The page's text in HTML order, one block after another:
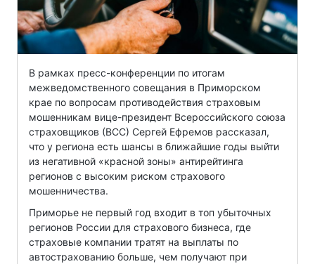
В рамках пресс-конференции по итогам
межведомственного совещания в Приморском
крае по вопросам противодействия страховым
мошенникам вице-президент Всероссийского союза
страховщиков (ВСС) Сергей Ефремов рассказал,
что у региона есть шансы в ближайшие годы выйти
из негативной «красной зоны» антирейтинга
регионов с высоким риском страхового
мошенничества.
Приморье не первый год входит в топ убыточных
регионов России для страхового бизнеса, где
страховые компании тратят на выплаты по
автострахованию больше, чем получают при